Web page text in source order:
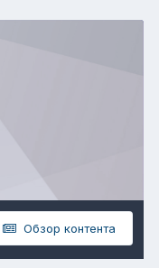
Обзор контента